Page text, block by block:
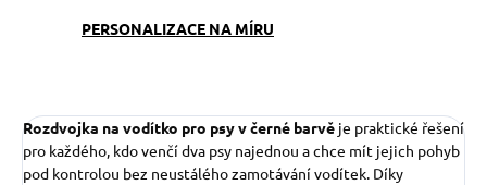
PERSONALIZACE NA MÍRU
Rozdvojka na vodítko pro psy v černé barvě je praktické řešení
pro každého, kdo venčí dva psy najednou a chce mít jejich pohyb
pod kontrolou bez neustálého zamotávání vodítek. Díky